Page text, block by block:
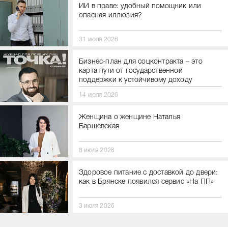
ИИ в праве: удобный помощник или
опасная иллюзия?
31 июля 2026
Бизнес-план для соцконтракта – это
карта пути от государственной
поддержки к устойчивому доходу
14 июля 2026
Женщина о женщине Наталья
Барщевская
8 июля 2026
Здоровое питание с доставкой до двери:
как в Брянске появился сервис «На ПП»
3 июля 2026